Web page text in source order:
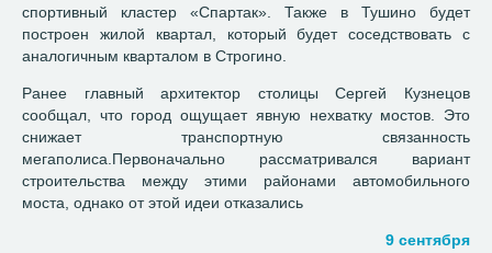
спортивный кластер «Спартак». Также в Тушино будет
построен жилой квартал, который будет соседствовать с
аналогичным кварталом в Строгино.
Ранее главный архитектор столицы Сергей Кузнецов
сообщал, что город ощущает явную нехватку мостов. Это
снижает транспортную связанность
мегаполиса.Первоначально рассматривался вариант
строительства между этими районами автомобильного
моста, однако от этой идеи отказались
9 сентября